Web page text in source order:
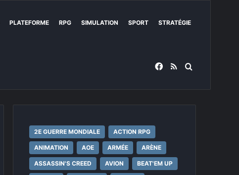
PLATEFORME RPG SIMULATION SPORT STRATÉGIE
Facebook
RSS
2E GUERRE MONDIALE ACTION RPG
ANIMATION AOE ARMÉE ARÈNE
ASSASSIN'S CREED AVION BEAT'EM UP